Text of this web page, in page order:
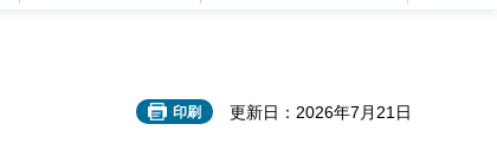
印刷 更新日：2026年7月21日